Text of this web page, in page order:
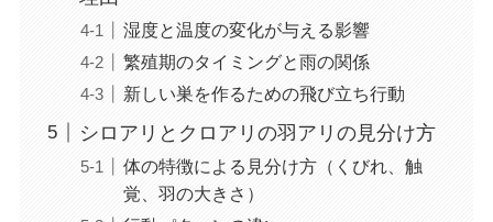
湿度と温度の変化が与える影響
繁殖期のタイミングと雨の関係
新しい巣を作るための飛び立ち行動
シロアリとクロアリの羽アリの見分け方
体の特徴による見分け方（くびれ、触
覚、羽の大きさ）